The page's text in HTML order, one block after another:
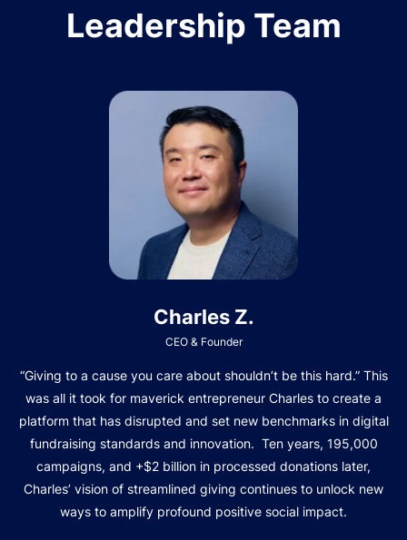
Leadership Team
Charles Z.
CEO & Founder
“Giving to a cause you care about shouldn’t be this hard.” This
was all it took for maverick entrepreneur Charles to create a
platform that has disrupted and set new benchmarks in digital
fundraising standards and innovation. Ten years, 195,000
campaigns, and +$2 billion in processed donations later,
Charles’ vision of streamlined giving continues to unlock new
ways to amplify profound positive social impact.